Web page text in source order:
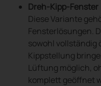
Dreh-Kipp-Fenster
Diese Variante
Fensterlösungen.
sowohl vollständig
Kippstellung
Lüftung möglich,
komplett geöffnet